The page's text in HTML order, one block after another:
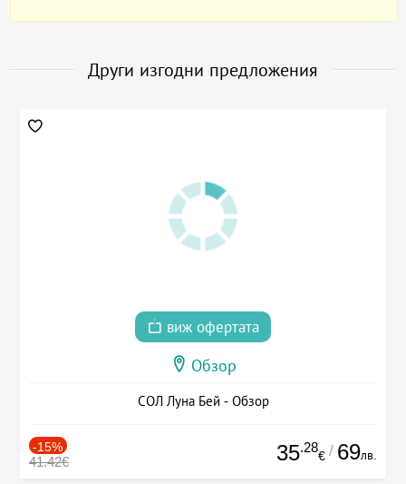
Други изгодни предложения
виж офертата
Обзор
СОЛ Луна Бей - Обзор
-15%
41.42€ 35.28
€ / 69лв.